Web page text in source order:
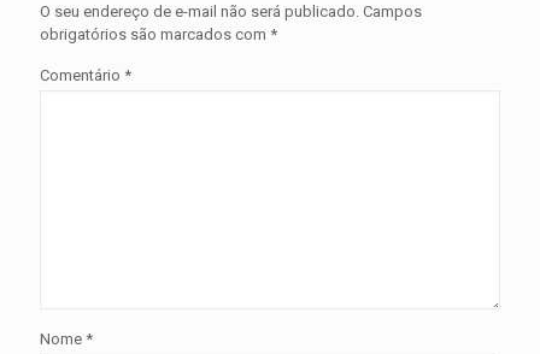
O seu endereço de e-mail não será publicado. Campos
obrigatórios são marcados com *
Comentário *
Nome *